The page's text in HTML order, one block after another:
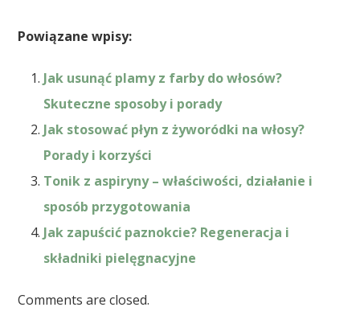
Powiązane wpisy:
Jak usunąć plamy z farby do włosów?
Skuteczne sposoby i porady
Jak stosować płyn z żyworódki na włosy?
Porady i korzyści
Tonik z aspiryny – właściwości, działanie i
sposób przygotowania
Jak zapuścić paznokcie? Regeneracja i
składniki pielęgnacyjne
Comments are closed.